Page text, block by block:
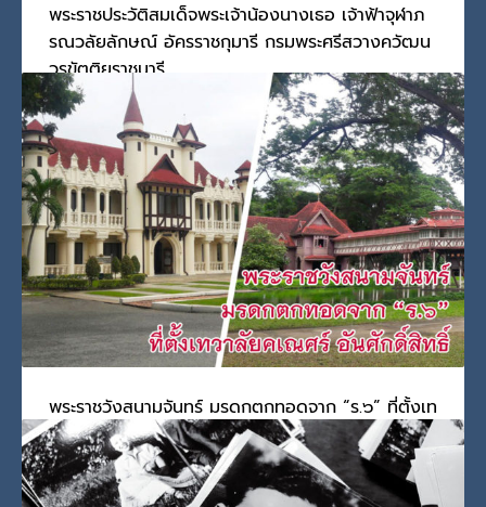
พระราชประวัติสมเด็จพระเจ้าน้องนางเธอ เจ้าฟ้าจุฬาภ
รณวลัยลักษณ์ อัครราชกุมารี กรมพระศรีสวางควัฒน
วรขัตติยราชนารี
วันพุธ, 18 สิงหาคม 2021 BY
พระราชประวัติ ศาสตราจารย์ พลเอก พลเรือเอก พลอากาศเอก สม
PUBLISHED IN กรมพระศรีสวางควัฒน,พระมหากษัตริย์และพระบรมวงศานุ
วงศ์
TAGGED UNDER:
กรมพระศรีสวางควัฒน,สมเด็จเจ้าฟ้าฯ กรมพระศรีสวางค
วัฒน วรขัตติยราชนารี
พระราชวังสนามจันทร์ มรดกตกทอดจาก “ร.๖” ที่ตั้งเท
วาลัยคเณศร์ อันศักดิ์สิทธิ์
วันอังคาร, 17 สิงหาคม 2021 BY SCADMIN